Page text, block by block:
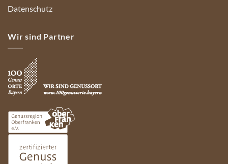
Datenschutz
Wir sind Partner